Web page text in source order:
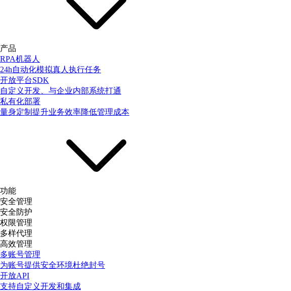
产品
RPA机器人
24h自动化模拟真人执行任务
开放平台SDK
自定义开发、与企业内部系统打通
私有化部署
量身定制提升业务效率降低管理成本
功能
安全管理
安全防护
权限管理
多样代理
高效管理
多账号管理
为账号提供安全环境杜绝封号
开放API
支持自定义开发和集成